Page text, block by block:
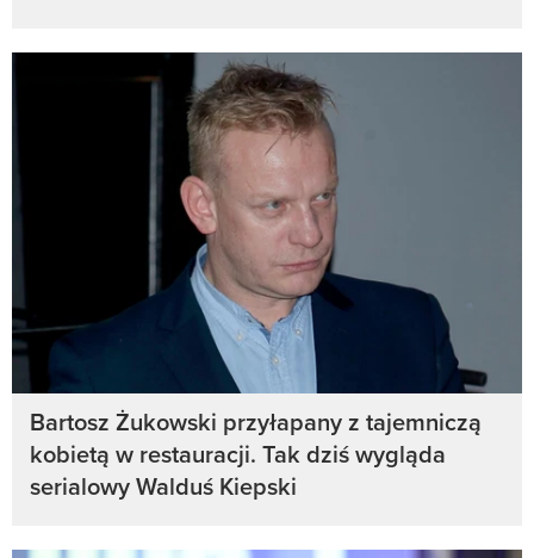
Bartosz Żukowski przyłapany z tajemniczą
kobietą w restauracji. Tak dziś wygląda
serialowy Walduś Kiepski